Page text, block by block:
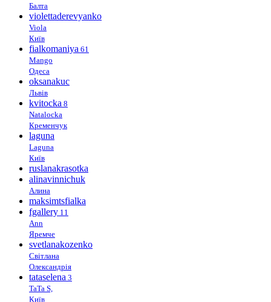
Балта
violettaderevyanko
Viola
Київ
fialkomaniya 61
Mango
Одеса
oksanakuc
Львів
kvitocka 8
Natalocka
Кременчук
laguna
Laguna
Київ
ruslanakrasotka
alinavinnichuk
Алина
maksimtsfialka
fgallery 11
Ann
Яремче
svetlanakozenko
Світлана
Олександрія
tataselena 3
TaTa S,
Київ